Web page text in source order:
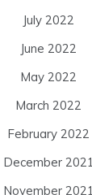
July 2022
June 2022
May 2022
March 2022
February 2022
December 2021
November 2021